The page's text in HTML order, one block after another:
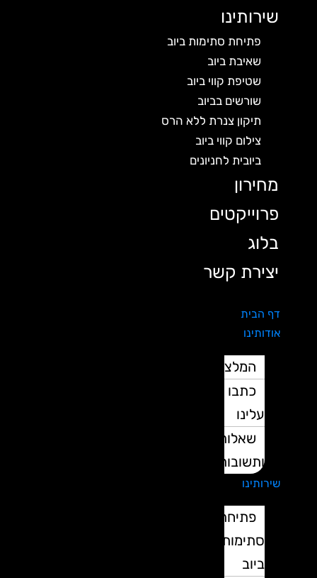
שירותינו
פתיחת סתימות ביוב
שאיבת ביוב
שטיפת קווי ביוב
שורשים בביוב
תיקון צנרת ללא הרס
צילום קווי ביוב
ביובית לחניונים
מחירון
פרוייקטים
בלוג
יצירת קשר
דף הבית
אודותינו
המלצות
כתבו
עלינו
שאלות
ותשובות
שירותינו
פתיחת
סתימות
ביוב